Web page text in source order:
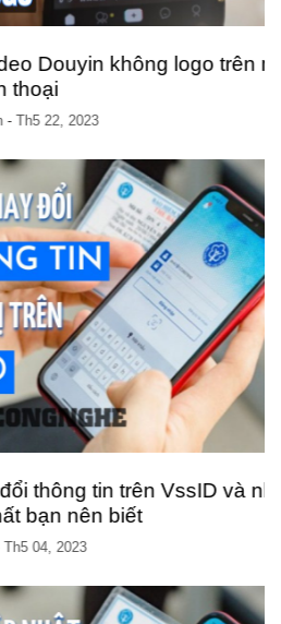
không logo trên máy
tin trên VssID và những
biết